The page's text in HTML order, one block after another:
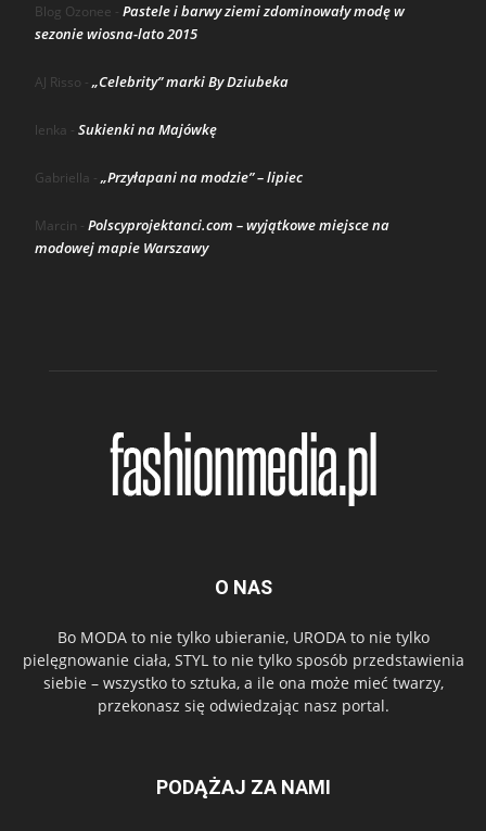
Blog Ozonee - Pastele i barwy ziemi zdominowały modę w
sezonie wiosna-lato 2015
AJ Risso - „Celebrity” marki By Dziubeka
lenka - Sukienki na Majówkę
Gabriella - „Przyłapani na modzie” – lipiec
Marcin - Polscyprojektanci.com – wyjątkowe miejsce na
modowej mapie Warszawy
O NAS
Bo MODA to nie tylko ubieranie, URODA to nie tylko
pielęgnowanie ciała, STYL to nie tylko sposób przedstawienia
siebie – wszystko to sztuka, a ile ona może mieć twarzy,
przekonasz się odwiedzając nasz portal.
PODĄŻAJ ZA NAMI